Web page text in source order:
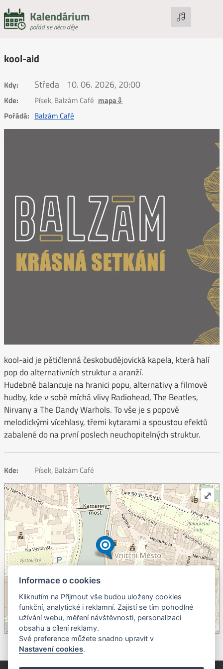
Kalendárium
pořád se něco děje
kool-aid
Kdy: Středa 10. 06. 2026, 20:00
Kde: Písek, Balzám Café mapa⇩
Pořádá: Balzám Café
kool-aid je pětičlenná českobudějovická kapela, která halí
pop do alternativních struktur a aranží.
Hudebně balancuje na hranici popu, alternativy a filmové
hudby, kde v sobě míchá vlivy Radiohead, The Beatles,
Nirvany a The Dandy Warhols. To vše je s popově
melodickými vícehlasy, třemi kytarami a spoustou efektů
zabalené do na první poslech neuchopitelných struktur.
Kde: Písek, Balzám Café
©OpenStreetMapcontributors.
⤢
Informace o cookies
Kliknutím na Přijmout vše budou uloženy cookies
funkční, analytické i reklamní. Zajistí se tím pohodlné
užívání webu, měření návštěvnosti, personalizaci
obsahu a cílení reklamy.
Své preference můžete snadno upravit v
Nastavení cookies.